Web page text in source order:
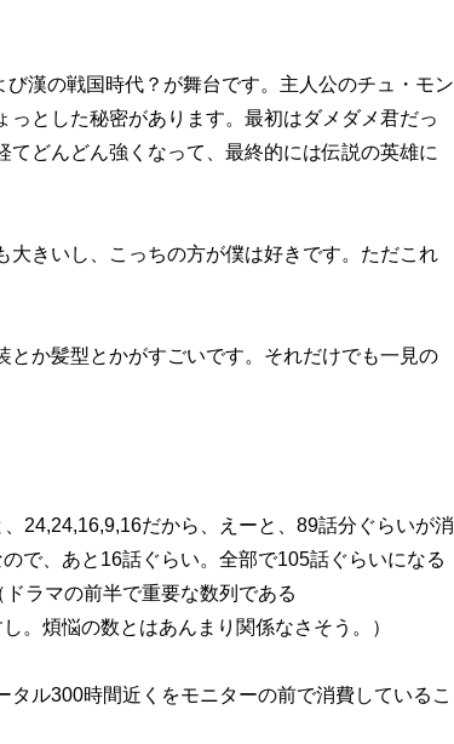
び漢の戦国時代？が舞台です。主人公のチュ・モン
とした秘密があります。最初はダメダメ君だっ
どんどん強くなって、最終的には伝説の英雄に
大きいし、こっちの方が僕は好きです。ただこれ
とか髪型とかがすごいです。それだけでも一見の
24,24,16,9,16だから、えーと、89話分ぐらいが消
で、あと16話ぐらい。全部で105話ぐらいになる
ラマの前半で重要な数列である
。煩悩の数とはあんまり関係なさそう。）
タル300時間近くをモニターの前で消費しているこ